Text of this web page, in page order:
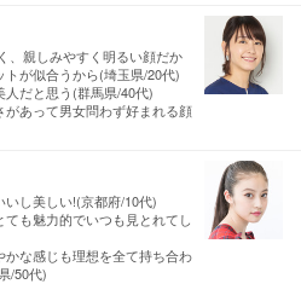
、親しみやすく明るい顔だか
が似合うから(埼玉県/20代)
だと思う(群馬県/40代)
あって男女問わず好まれる顔
いし美しい!(京都府/10代)
も魅力的でいつも見とれてし
な感じも理想を全て持ち合わ
/50代)